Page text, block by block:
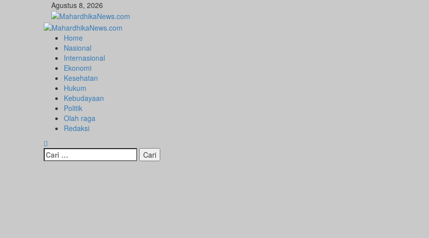
Agustus 8, 2026
Primary
Menu
Home
Nasional
Internasional
Ekonomi
Kesehatan
Hukum
Kebudayaan
Politik
Olah raga
Redaksi
Cari
untuk: